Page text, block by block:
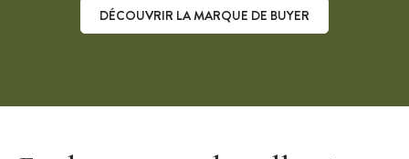
DÉCOUVRIR LA MARQUE DE BUYER